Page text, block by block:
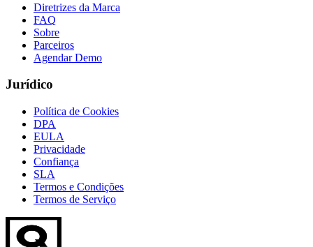
Diretrizes da Marca
FAQ
Sobre
Parceiros
Agendar Demo
Jurídico
Política de Cookies
DPA
EULA
Privacidade
Confiança
SLA
Termos e Condições
Termos de Serviço